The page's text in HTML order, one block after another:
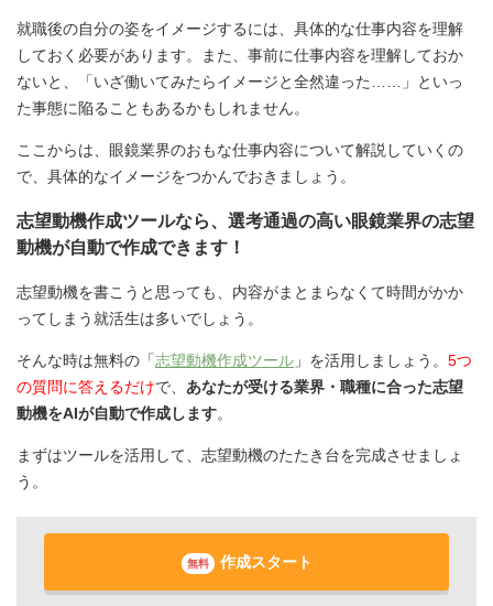
就職後の自分の姿をイメージするには、具体的な仕事内容を理解
しておく必要があります。また、事前に仕事内容を理解しておか
ないと、「いざ働いてみたらイメージと全然違った……」といっ
た事態に陥ることもあるかもしれません。
ここからは、眼鏡業界のおもな仕事内容について解説していくの
で、具体的なイメージをつかんでおきましょう。
志望動機作成ツールなら、選考通過の高い眼鏡業界の志望
動機が自動で作成できます！
志望動機を書こうと思っても、内容がまとまらなくて時間がかか
ってしまう就活生は多いでしょう。
そんな時は無料の「志望動機作成ツール 」を活用しましょう。 5つ
の質問に答えるだけで、 あなたが受ける業界・職種に合った志望
動機をAIが自動で作成します。
まずはツールを活用して、志望動機のたたき台を完成させましょ
う。
無料 作成スタート